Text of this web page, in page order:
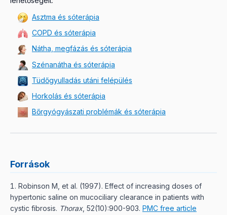
Asztma és sóterápia
COPD és sóterápia
Nátha, megfázás és sóterápia
Szénanátha és sóterápia
Tüdőgyulladás utáni felépülés
Horkolás és sóterápia
Bőrgyógyászati problémák és sóterápia
Források
Robinson M, et al. (1997). Effect of increasing doses of
hypertonic saline on mucociliary clearance in patients with
cystic fibrosis. Thorax, 52(10):900-903. PMC free article